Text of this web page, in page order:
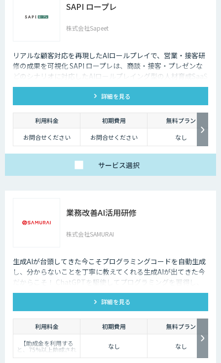
SAPI ロープレ
株式会社Sapeet
リアルな顧客対応を再現したAIロールプレイで、営業・接客研
修の成果を可視化 SAPI ロープレは、商談・接客・プレゼンな
どのシナリオに対応したAIロールプレイング型の人材育成SaaS
です。 AIアバターとの実践トレーニングと動画フィードバック
により、新人・中途スタッフの早期戦力化と教育の属人化解消
を支援します。
詳細を見る
利用料金 初期費用
無料プラン
お問合せください
お問合せください なし
サービス選択
業務改善AI活用研修
株式会社SAMURAI
生成AIが台頭してきた今こそプログラミングコードを自動生成
し、分からないことを丁寧に教えてくれる生成AIが出てきた今
だからこそ！ ChatGPTを駆使してプログラミングを習得し、
業務改善のケーススタディを学んでいく本質的な研修を是非！
詳細を見る
利用料金 初期費用
無料プラン
【助成金を利用する
と、75%以上助成され
ます！】
なし なし